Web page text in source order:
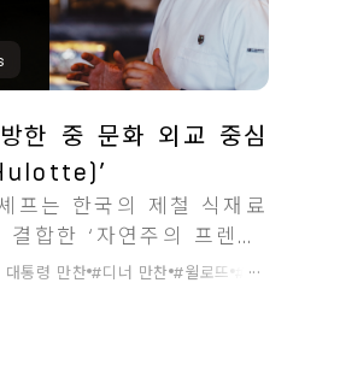
닝 바이 윌로뜨 #프렌치 레스토랑 #자연주의 프
한 중 문화 외교 중심
프는 한국의 제철 식재료
합한 ‘자연주의 프렌치’
문화 외교의 정수를 디너
대통령 만찬 #디너 만찬 #윌로뜨 #이승준 셰프
...